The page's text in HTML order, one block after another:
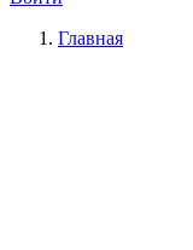
Главная